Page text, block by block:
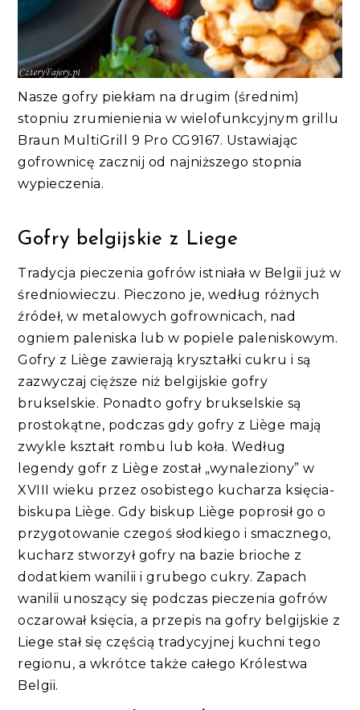
Nasze gofry piekłam na drugim (średnim)
stopniu zrumienienia w wielofunkcyjnym grillu
Braun MultiGrill 9 Pro CG9167. Ustawiając
gofrownicę zacznij od najniższego stopnia
wypieczenia.
Gofry belgijskie z Liege
Tradycja pieczenia gofrów istniała w Belgii już w
średniowieczu. Pieczono je, według różnych
źródeł, w metalowych gofrownicach, nad
ogniem paleniska lub w popiele paleniskowym.
Gofry z Liège zawierają kryształki cukru i są
zazwyczaj cięższe niż belgijskie gofry
brukselskie. Ponadto gofry brukselskie są
prostokątne, podczas gdy gofry z Liège mają
zwykle kształt rombu lub koła. Według
legendy gofr z Liège został „wynaleziony” w
XVIII wieku przez osobistego kucharza księcia-
biskupa Liège. Gdy biskup Liège poprosił go o
przygotowanie czegoś słodkiego i smacznego,
kucharz stworzył gofry na bazie brioche z
dodatkiem wanilii i grubego cukry. Zapach
wanilii unoszący się podczas pieczenia gofrów
oczarował księcia, a przepis na gofry belgijskie z
Liege stał się częścią tradycyjnej kuchni tego
regionu, a wkrótce także całego Królestwa
Belgii.